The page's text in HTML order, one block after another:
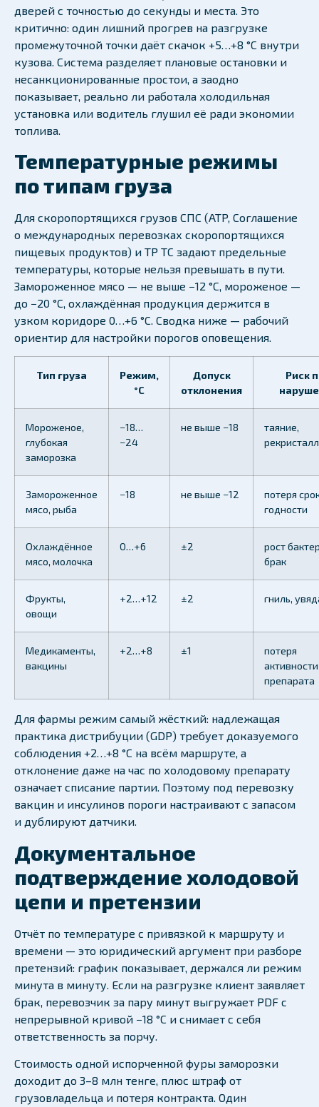
дверей с точностью до секунды и места. Это
критично: один лишний прогрев на разгрузке
промежуточной точки даёт скачок +5…+8 °C внутри
кузова. Система разделяет плановые остановки и
несанкционированные простои, а заодно
показывает, реально ли работала холодильная
установка или водитель глушил её ради экономии
топлива.
Температурные режимы
по типам груза
Для скоропортящихся грузов СПС (ATP, Соглашение
о международных перевозках скоропортящихся
пищевых продуктов) и ТР ТС задают предельные
температуры, которые нельзя превышать в пути.
Замороженное мясо — не выше −12 °C, мороженое —
до −20 °C, охлаждённая продукция держится в
узком коридоре 0…+6 °C. Сводка ниже — рабочий
ориентир для настройки порогов оповещения.
Тип груза
Режим,
°C
Допуск
отклонения
Риск
Мороженое,
глубокая
заморозка
−18…
−24
не выше −18
таяние,
Замороженное
мясо, рыба
−18 не выше −12
потеря
годности
Охлаждённое
мясо, молочка
0…+6 ±2
рост
брак
Фрукты,
овощи
+2…+12 ±2 гниль,
Медикаменты,
вакцины
+2…+8 ±1
потеря
активности
препарата
Для фармы режим самый жёсткий: надлежащая
практика дистрибуции (GDP) требует доказуемого
соблюдения +2…+8 °C на всём маршруте, а
отклонение даже на час по холодовому препарату
означает списание партии. Поэтому под перевозку
вакцин и инсулинов пороги настраивают с запасом
и дублируют датчики.
Документальное
подтверждение холодовой
цепи и претензии
Отчёт по температуре с привязкой к маршруту и
времени — это юридический аргумент при разборе
претензий: график показывает, держался ли режим
минута в минуту. Если на разгрузке клиент заявляет
брак, перевозчик за пару минут выгружает PDF с
непрерывной кривой −18 °C и снимает с себя
ответственность за порчу.
Стоимость одной испорченной фуры заморозки
доходит до 3–8 млн тенге, плюс штраф от
грузовладельца и потеря контракта. Один